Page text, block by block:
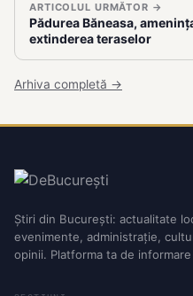
ARTICOLUL URMĂTOR →
Pădurea Băneasa,
extinderea teraselor
Arhiva completă →
Știri din București: actualitate
evenimente, administrație,
opinii. Platforma ta de